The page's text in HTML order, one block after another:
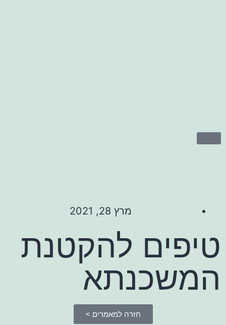
מרץ 28, 2021
טיפים להקטנת
המשכנתא
חזרה למאמרים >